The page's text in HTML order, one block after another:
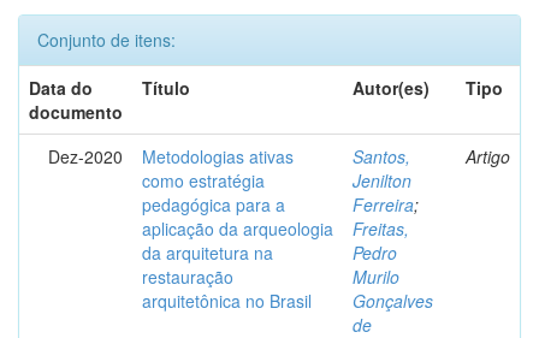
Conjunto de itens:
Data do
documento
Título Autor(es) Tipo
Dez-2020
Metodologias ativas
como estratégia
pedagógica para a
aplicação da arqueologia
da arquitetura na
restauração
arquitetônica no Brasil
Santos,
Jenilton
Ferreira;
Freitas,
Pedro
Murilo
Gonçalves
de
Artigo